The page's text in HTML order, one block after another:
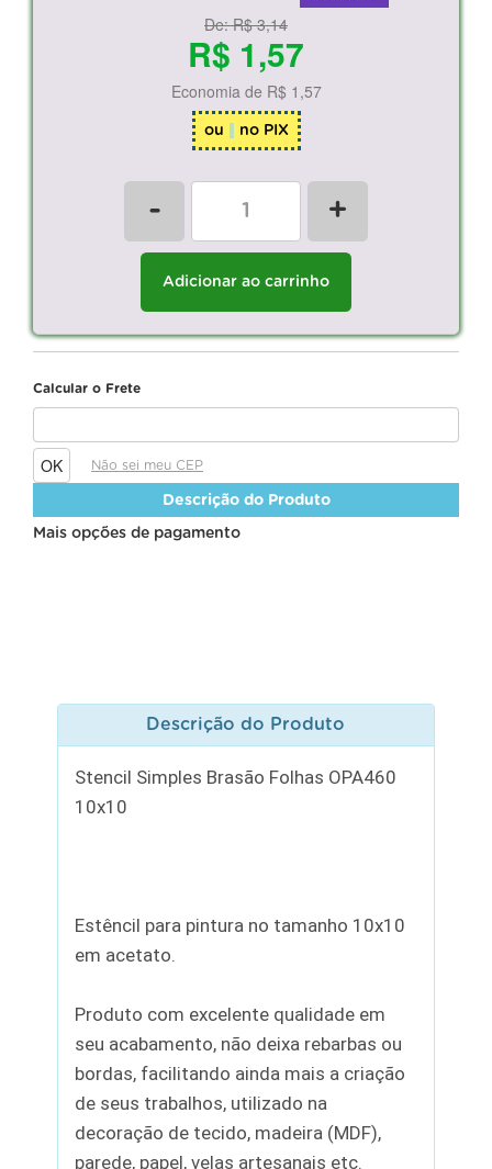
De:R$ 3,14
R$ 1,57
Economia de R$ 1,57
ou no PIX
- +
Adicionar ao carrinho
Calcular o Frete
Não sei meu CEP
Descrição do Produto
Mais opções de pagamento
Descrição do Produto
Stencil Simples Brasão Folhas OPA460
10x10
Estêncil para pintura no tamanho 10x10
em acetato.
Produto com excelente qualidade em
seu acabamento, não deixa rebarbas ou
bordas, facilitando ainda mais a criação
de seus trabalhos, utilizado na
decoração de tecido, madeira (MDF),
parede, papel, velas artesanais etc.